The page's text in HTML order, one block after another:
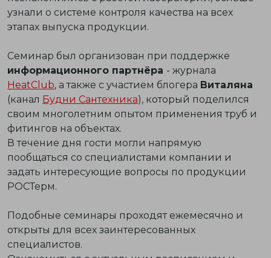
узнали о системе контроля качества на всех
этапах выпуска продукции.
Семинар был организован при поддержке
информационного партнёра - журнала
HeatClub, а также с участием блогера Виталяна
(канал Будни Сантехника), который поделился
своим многолетним опытом применения труб и
фитингов на объектах.
В течение дня гости могли напрямую
пообщаться со специалистами компании и
задать интересующие вопросы по продукции
РОСТерм.
Подобные семинары проходят ежемесячно и
открыты для всех заинтересованных
специалистов.